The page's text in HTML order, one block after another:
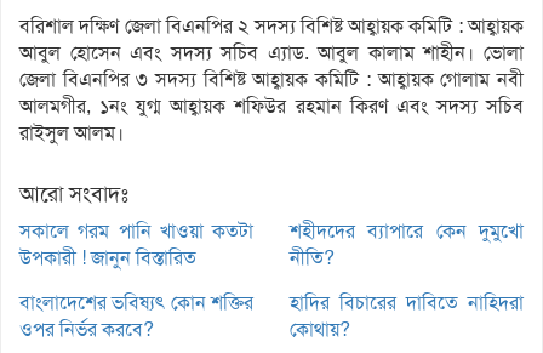
বরিশাল দক্ষিণ জেলা বিএনপির ২ সদস্য বিশিষ্ট আহ্বায়ক কমিটি : আহ্বায়ক
আবুল হোসেন এবং সদস্য সচিব এ্যাড. আবুল কালাম শাহীন। ভোলা
জেলা বিএনপির ৩ সদস্য বিশিষ্ট আহ্বায়ক কমিটি : আহ্বায়ক গোলাম নবী
আলমগীর, ১নং যুগ্ম আহ্বায়ক শফিউর রহমান কিরণ এবং সদস্য সচিব
রাইসুল আলম।
আরো সংবাদঃ
সকালে গরম পানি খাওয়া কতটা
উপকারী ! জানুন বিস্তারিত
শহীদদের ব্যাপারে কেন দুমুখো
নীতি?
বাংলাদেশের ভবিষ্যৎ কোন শক্তির
ওপর নির্ভর করবে?
হাদির বিচারের দাবিতে নাহিদরা
কোথায়?